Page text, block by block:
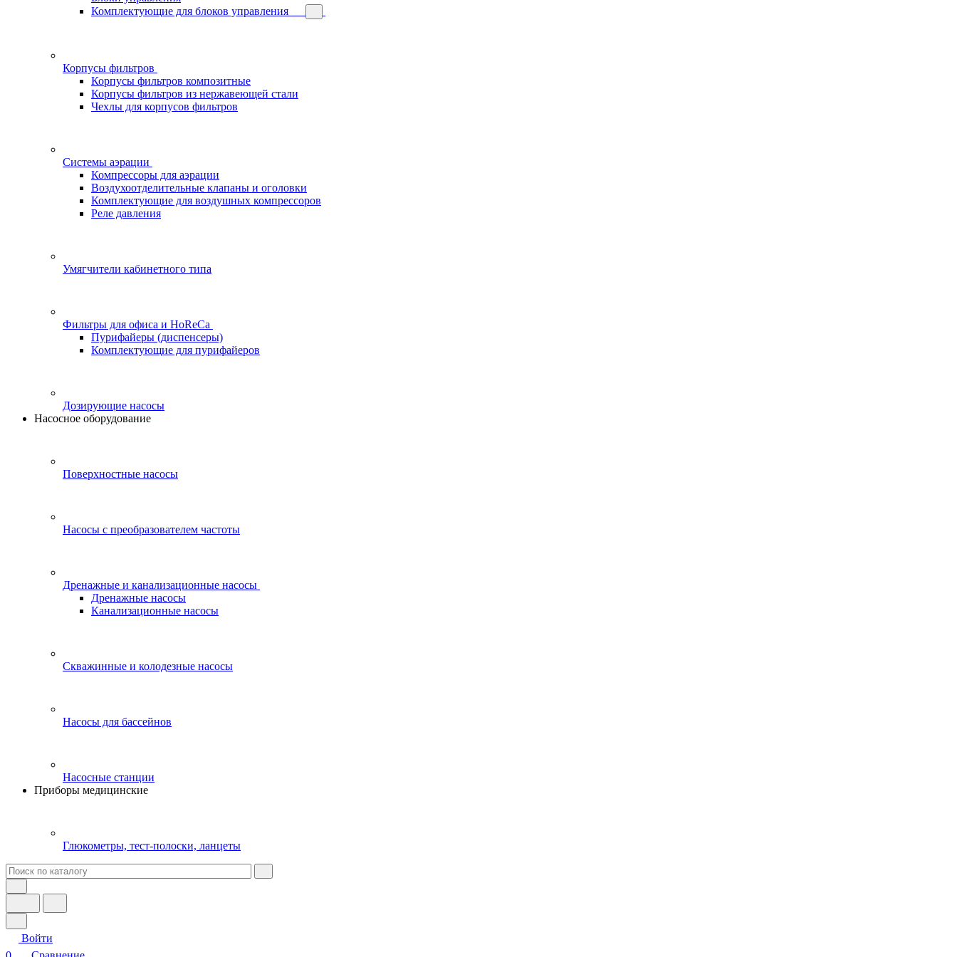
Комплектующие для блоков управления
Корпусы фильтров
Корпусы фильтров композитные
Корпусы фильтров из нержавеющей стали
Чехлы для корпусов фильтров
Системы аэрации
Компрессоры для аэрации
Воздухоотделительные клапаны и оголовки
Комплектующие для воздушных компрессоров
Реле давления
Умягчители кабинетного типа
Фильтры для офиса и HoReCa
Пурифайеры (диспенсеры)
Комплектующие для пурифайеров
Дозирующие насосы
Насосное оборудование
Поверхностные насосы
Насосы с преобразователем частоты
Дренажные и канализационные насосы
Дренажные насосы
Канализационные насосы
Скважинные и колодезные насосы
Насосы для бассейнов
Насосные станции
Приборы медицинские
Глюкометры, тест-полоски, ланцеты
Войти